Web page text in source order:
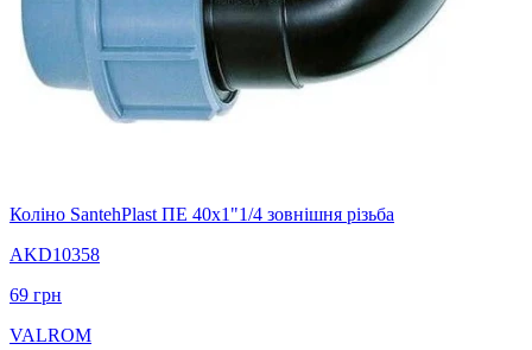
Коліно SantehPlast ПЕ 40x1"1/4 зовнішня різьба
AKD10358
69 грн
VALROM